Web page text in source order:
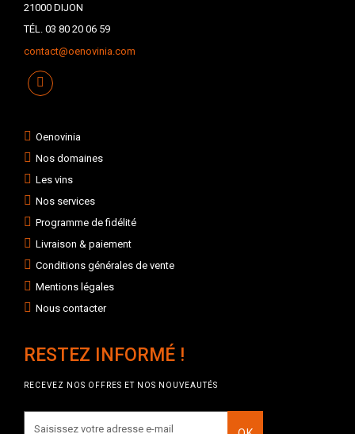
21000 DIJON
TÉL. 03 80 20 06 59
contact@oenovinia.com
Oenovinia
Nos domaines
Les vins
Nos services
Programme de fidélité
Livraison & paiement
Conditions générales de vente
Mentions légales
Nous contacter
RESTEZ INFORMÉ !
RECEVEZ NOS OFFRES ET NOS NOUVEAUTÉS